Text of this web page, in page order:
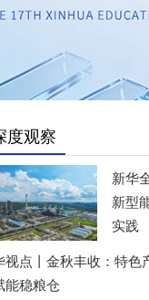
度观察
新华
新型
实践
视点丨 金秋丰收：特色
能稳粮仓